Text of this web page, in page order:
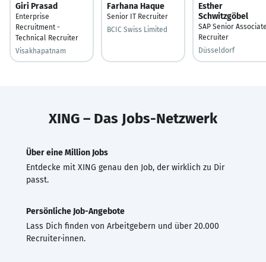
Giri Prasad
Enterprise
Recruitment -
Technical Recruiter
Visakhapatnam
Farhana Haque
Senior IT Recruiter
BCIC Swiss Limited
Esther
Schwitzgöbel
SAP Senior
Recruiter
Düsseldorf
XING – Das Jobs-Netzwerk
Über eine Million Jobs
Entdecke mit XING genau den Job, der wirklich zu Dir
passt.
Persönliche Job-Angebote
Lass Dich finden von Arbeitgebern und über 20.000
Recruiter·innen.